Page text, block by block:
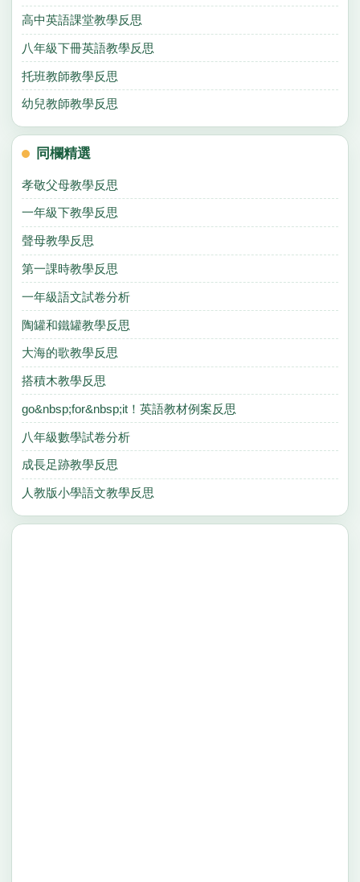
高中英語課堂教學反思
八年級下冊英語教學反思
托班教師教學反思
幼兒教師教學反思
同欄精選
孝敬父母教學反思
一年級下教學反思
聲母教學反思
第一課時教學反思
一年級語文試卷分析
陶罐和鐵罐教學反思
大海的歌教學反思
搭積木教學反思
go&nbsp;for&nbsp;it！英語教材例案反思
八年級數學試卷分析
成長足跡教學反思
人教版小學語文教學反思